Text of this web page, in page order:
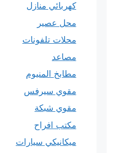
كهربائي منازل
محل عصير
محلات تلفونات
مصاعد
مطابخ المنيوم
مقوي سيرفس
مقوي شبكة
مكتب افراح
ميكانيكي سيارات